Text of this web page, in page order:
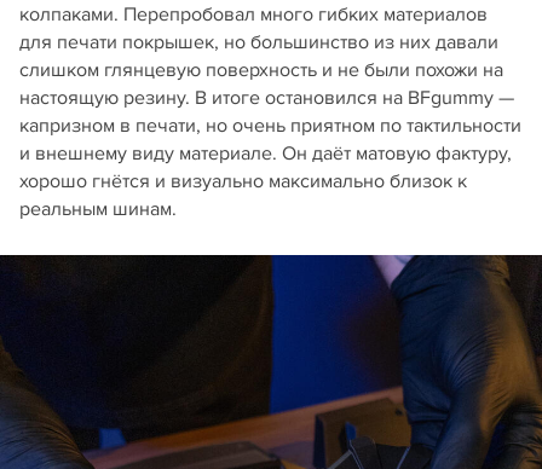
колпаками. Перепробовал много гибких материалов
для печати покрышек, но большинство из них давали
слишком глянцевую поверхность и не были похожи на
настоящую резину. В итоге остановился на BFgummy —
капризном в печати, но очень приятном по тактильности
и внешнему виду материале. Он даёт матовую фактуру,
хорошо гнётся и визуально максимально близок к
реальным шинам.